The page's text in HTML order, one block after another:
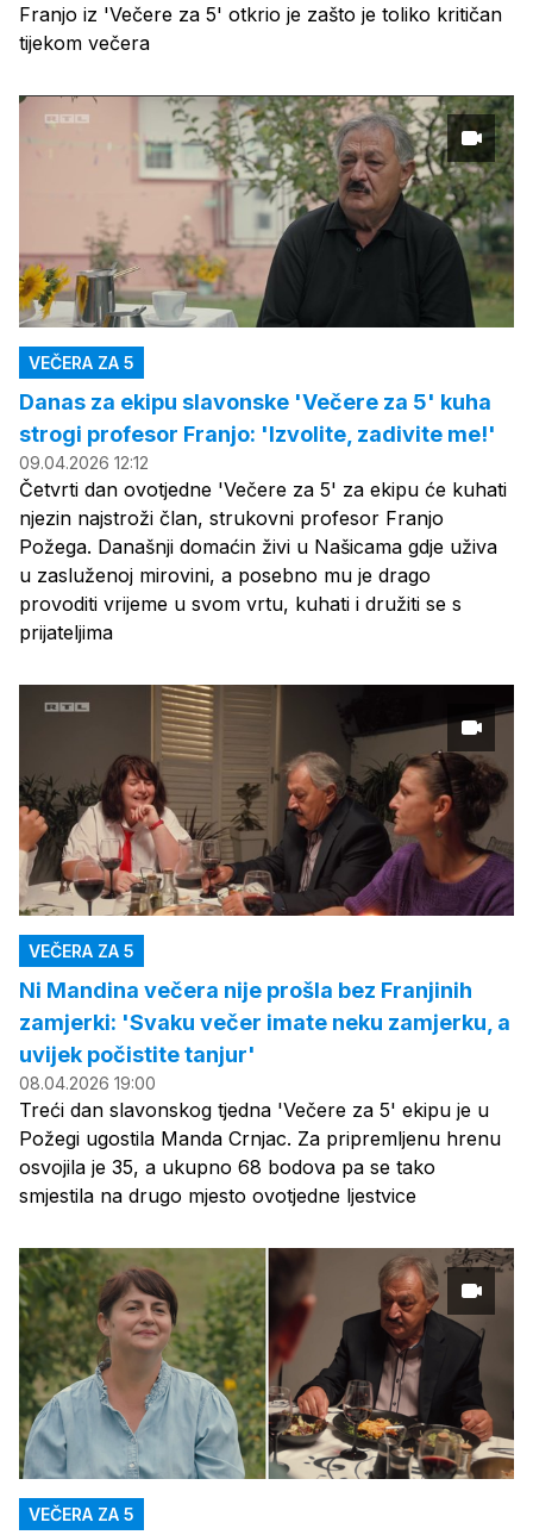
Franjo iz 'Večere za 5' otkrio je zašto je toliko kritičan
tijekom večera
VEČERA ZA 5
Danas za ekipu slavonske 'Večere za 5' kuha
strogi profesor Franjo: 'Izvolite, zadivite me!'
09.04.2026 12:12
Četvrti dan ovotjedne 'Večere za 5' za ekipu će kuhati
njezin najstroži član, strukovni profesor Franjo
Požega. Današnji domaćin živi u Našicama gdje uživa
u zasluženoj mirovini, a posebno mu je drago
provoditi vrijeme u svom vrtu, kuhati i družiti se s
prijateljima
VEČERA ZA 5
Ni Mandina večera nije prošla bez Franjinih
zamjerki: 'Svaku večer imate neku zamjerku, a
uvijek počistite tanjur'
08.04.2026 19:00
Treći dan slavonskog tjedna 'Večere za 5' ekipu je u
Požegi ugostila Manda Crnjac. Za pripremljenu hrenu
osvojila je 35, a ukupno 68 bodova pa se tako
smjestila na drugo mjesto ovotjedne ljestvice
VEČERA ZA 5